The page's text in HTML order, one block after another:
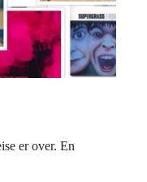
er over. En